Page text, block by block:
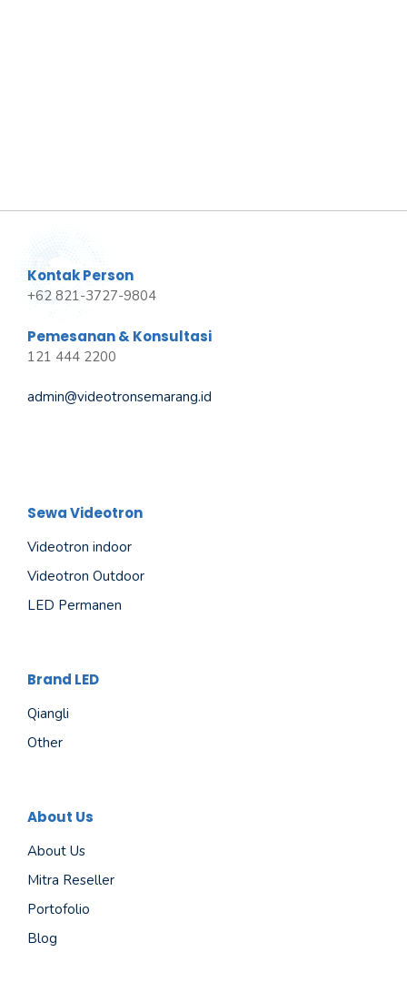
Kontak Person
+62 821-3727-9804
Pemesanan & Konsultasi
121 444 2200
admin@videotronsemarang.id
Sewa Videotron
Videotron indoor
Videotron Outdoor
LED Permanen
Brand LED
Qiangli
Other
About Us
About Us
Mitra Reseller
Portofolio
Blog